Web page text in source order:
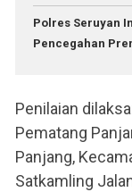
Polres Seruyan
Pencegahan
Penilaian
Pematang
Panjang,
Satkamling